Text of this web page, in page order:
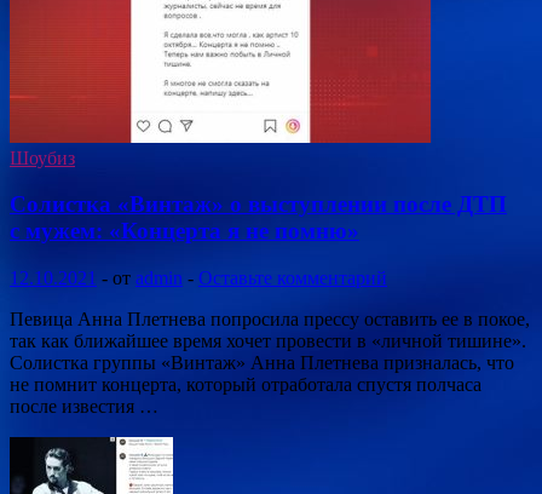
Шоубиз
Солистка «Винтаж» о выступлении после ДТП
с мужем: «Концерта я не помню»
12.10.2021 - от admin - Оставьте комментарий
Певица Анна Плетнева попросила прессу оставить ее в покое,
так как ближайшее время хочет провести в «личной тишине».
Солистка группы «Винтаж» Анна Плетнева призналась, что
не помнит концерта, который отработала спустя полчаса
после известия …